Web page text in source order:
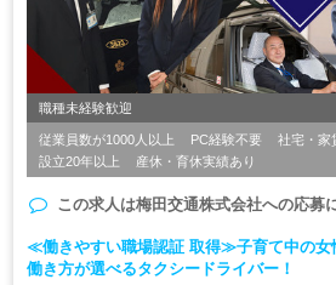
職種未経験歓迎
従業員数が1000人以上 PC経験不要
社宅・家
設立20年以上
産休・育休実績あり
この求人は梅田交通株式会社への応募
≪働きやすい職場認証 取得≫子育て中の女
働き方が選べるタクシードライバー！